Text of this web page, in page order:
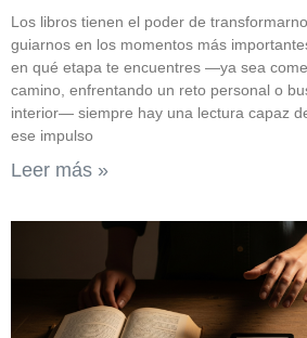
Los libros tienen el poder de
guiarnos en los momentos más
en qué etapa te encuentres —ya sea
camino, enfrentando un reto personal o
interior— siempre hay una lectura capaz
ese impulso
Leer más »